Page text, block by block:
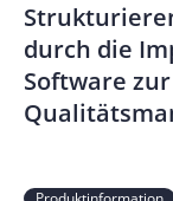
durch die
Software